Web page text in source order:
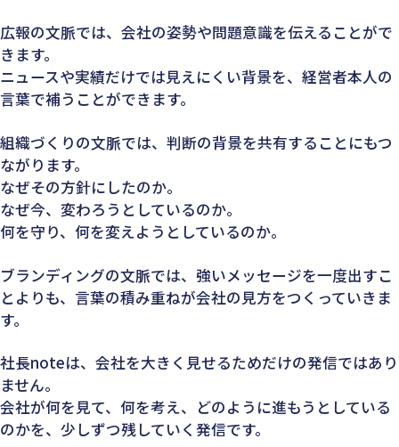
広報の文脈では、会社の姿勢や問題意識を伝えることがで
きます。
ニュースや実績だけでは見えにくい背景を、経営者本人の
言葉で補うことができます。
組織づくりの文脈では、判断の背景を共有することにもつ
ながります。
なぜその方針にしたのか。
なぜ今、変わろうとしているのか。
何を守り、何を変えようとしているのか。
ブランディングの文脈では、強いメッセージを一度出すこ
とよりも、言葉の積み重ねが会社の見方をつくっていきま
す。
社長noteは、会社を大きく見せるためだけの発信ではあり
ません。
会社が何を見て、何を考え、どのように進もうとしている
のかを、少しずつ残していく発信です。